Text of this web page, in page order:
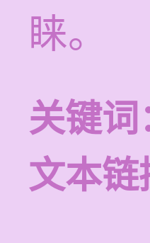
睐。
关键词
文本链